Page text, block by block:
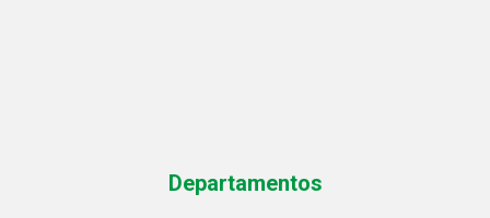
Departamentos